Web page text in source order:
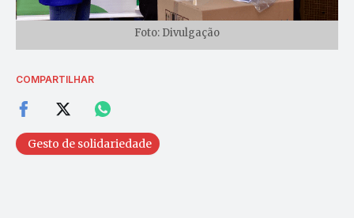
Foto: Divulgação
COMPARTILHAR
Gesto de solidariedade